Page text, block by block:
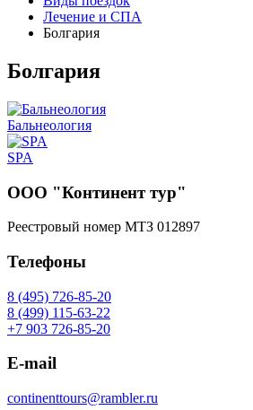
Лечение и СПА
Болгария
Болгария
Бальнеология
SPA
ООО "Континент тур"
Реестровый номер МТЗ 012897
Телефоны
8 (495) 726-85-20
8 (499) 115-63-22
+7 903 726-85-20
E-mail
continenttours@rambler.ru